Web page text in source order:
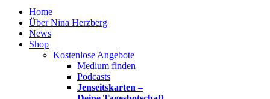
Home
Über Nina Herzberg
News
Shop
Kostenlose Angebote
Medium finden
Podcasts
Jenseitskarten –